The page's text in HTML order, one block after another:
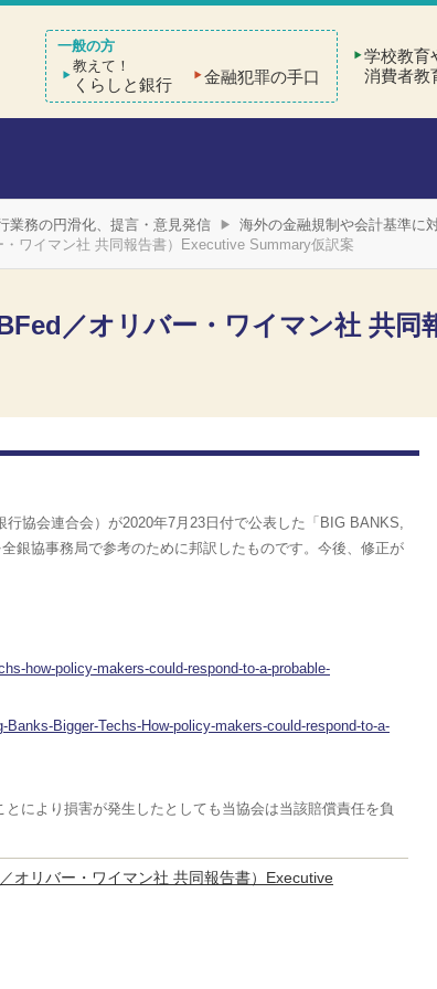
教えて！
くらしと銀行 金融犯罪の手口
学校教育
消費者教
業務の円滑化、提言・意見発信
海外の金融規制や会計基準に
ワイマン社 共同報告書）Executive Summary仮訳案
／オリバー・ワイマン社 共同
協会連合会）が2020年7月23日付で公表した「BIG BANKS,
銀協事務局で参考のために邦訳したものです。今後、修正が
how-policy-makers-could-respond-to-a-probable-
Bigger-Techs-How-policy-makers-could-respond-to-a-
により損害が発生したとしても当協会は当該賠償責任を負
オリバー・ワイマン社 共同報告書）Executive